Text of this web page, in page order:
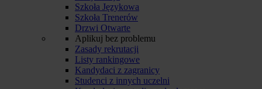
Szkoła Językowa
Szkoła Trenerów
Drzwi Otwarte
Aplikuj bez problemu
Zasady rekrutacji
Listy rankingowe
Kandydaci z zagranicy
Studenci z innych uczelni